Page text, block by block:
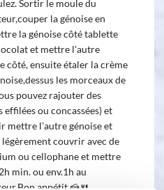
Sortir le moule du
la génoise en
la génoise côté tablette
et mettre l'autre
côté, ensuite étaler la crème
les morceaux de
pouvez rajouter des
effilées ou concassées) et
mettre l'autre génoise et
couvrir avec de
ou cellophane et mettre
min. ou env.1h au
appétit.🍰🍴